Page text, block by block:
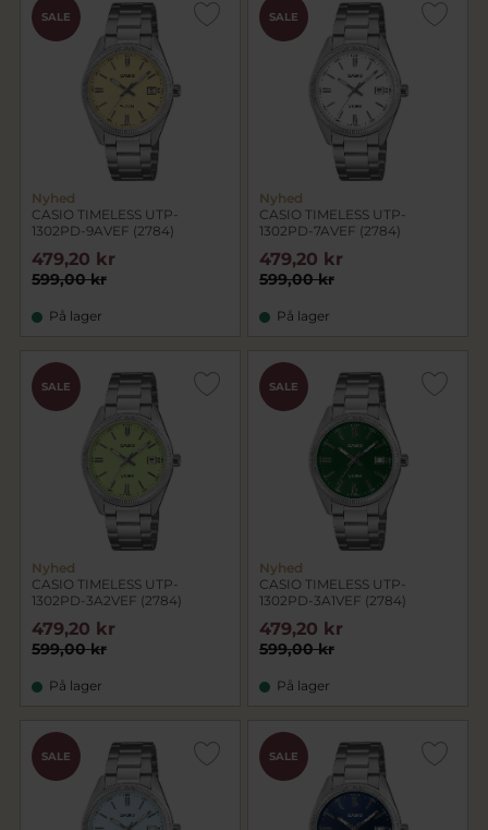
SALE
Nyhed
CASIO TIMELESS UTP-
1302PD-9AVEF (2784)
599,00 kr
479,20 kr
På lager
SALE
Nyhed
CASIO TIMELESS UTP-
1302PD-7AVEF (2784)
599,00 kr
479,20 kr
På lager
SALE
Nyhed
CASIO TIMELESS UTP-
1302PD-3A2VEF (2784)
599,00 kr
479,20 kr
På lager
SALE
Nyhed
CASIO TIMELESS UTP-
1302PD-3A1VEF (2784)
599,00 kr
479,20 kr
På lager
SALE SALE